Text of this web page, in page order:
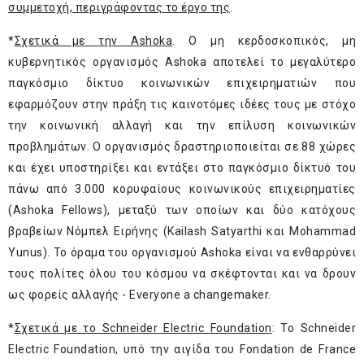
συμμετοχή, περιγράφοντας το έργο της.
*Σχετικά με την Ashoka. Ο μη κερδοσκοπικός, μη
κυβερνητικός οργανισμός Ashoka αποτελεί το μεγαλύτερο
παγκόσμιο δίκτυο κοινωνικών επιχειρηματιών που
εφαρμόζουν στην πράξη τις καινοτόμες ιδέες τους με στόχο
την κοινωνική αλλαγή και την επίλυση κοινωνικών
προβλημάτων. Ο οργανισμός δραστηριοποιείται σε 88 χώρες
και έχει υποστηρίξει και εντάξει στο παγκόσμιο δίκτυό του
πάνω από 3.000 κορυφαίους κοινωνικούς επιχειρηματίες
(Αshoka Fellows), μεταξύ των οποίων και δύο κατόχους
βραβείων Νόμπελ Ειρήνης (Kailash Satyarthi και Mohammad
Yunus). Το όραμα του οργανισμού Ashoka είναι να ενθαρρύνει
τους πολίτες όλου του κόσμου να σκέφτονται και να δρουν
ως φορείς αλλαγής - Everyone a changemaker.
*Σχετικά με το Schneider Electric Foundation: To Schneider
Electric Foundation, υπό την αιγίδα του Fondation de France